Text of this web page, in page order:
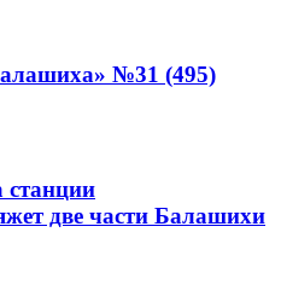
№31 (495)
станции
две части Балашихи